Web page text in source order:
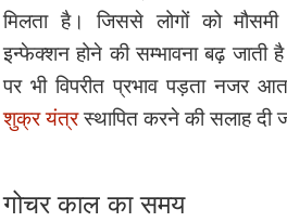
मिलता है। जिससे लोगों को मौसमी
इन्फेक्शन होने की सम्भावना बढ़ जाती
पर भी विपरीत प्रभाव पड़ता नजर
शुक्र यंत्रस्थापित करने की सलाह दी
गोचर काल का समय